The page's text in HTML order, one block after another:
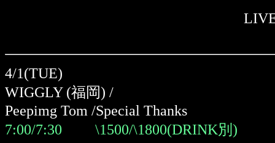
4/1(TUE)
WIGGLY (福岡) /
Peepimg Tom /Special Thanks
7:00/7:30 \1500/\1800(DRINK別)